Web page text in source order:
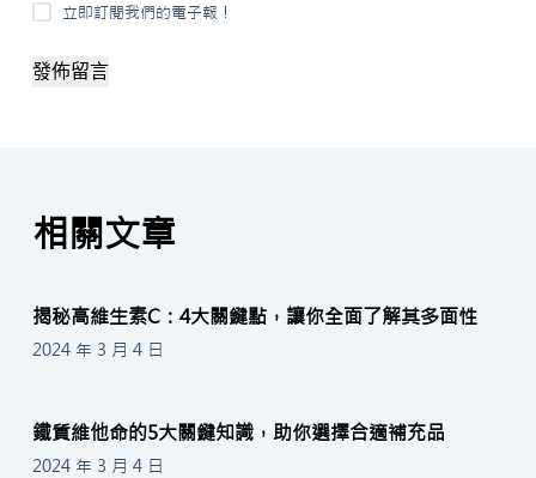
立即訂閱我們的電子報！
發佈留言
相關文章
揭秘高維生素C：4大關鍵點，讓你全面了解其多面性
2024 年 3 月 4 日
鐵質維他命的5大關鍵知識，助你選擇合適補充品
2024 年 3 月 4 日